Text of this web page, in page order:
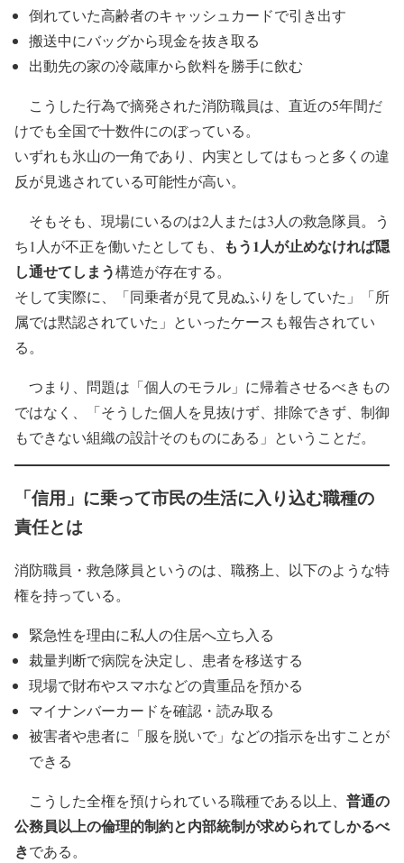
倒れていた高齢者のキャッシュカードで引き出す
搬送中にバッグから現金を抜き取る
出動先の家の冷蔵庫から飲料を勝手に飲む
こうした行為で摘発された消防職員は、直近の5年間だ
けでも全国で十数件にのぼっている。
いずれも氷山の一角であり、内実としてはもっと多くの違
反が見逃されている可能性が高い。
そもそも、現場にいるのは2人または3人の救急隊員。う
ち1人が不正を働いたとしても、
もう1人が止めなければ隠
し通せてしまう構造が存在する。
そして実際に、「同乗者が見て見ぬふりをしていた」「所
属では黙認されていた」といったケースも報告されてい
る。
つまり、 問題は「個人のモラル」に帰着させるべきもの
ではなく、「そうした個人を見抜けず、排除できず、制御
もできない組織の設計そのものにある 」 ということだ。
「信用」に乗って市民の生活に入り込む職種の
責任とは
消防職員・救急隊員というのは、職務上、以下のような特
権を持っている。
緊急性を理由に私人の住居へ立ち入る
裁量判断で病院を決定し、患者を移送する
現場で財布やスマホなどの貴重品を預かる
マイナンバーカードを確認・読み取る
被害者や患者に「服を脱いで」などの指示を出すことが
できる
こうした全権を預けられている職種である以上、 普通の
公務員以上の倫理的制約と内部統制が求められてしかるべ
きである。